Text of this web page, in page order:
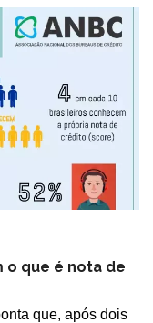
o que é nota de
que, após dois